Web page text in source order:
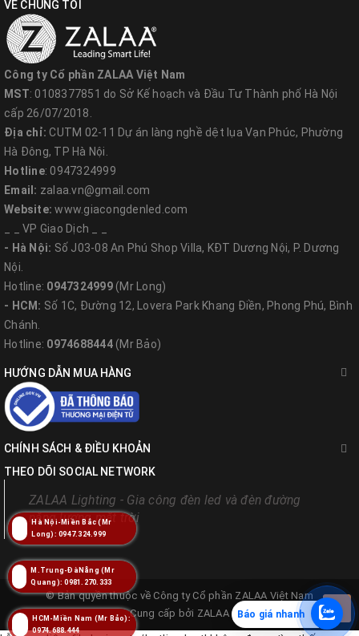
VỀ CHÚNG TÔI
Công ty Cổ phần ZALAA Việt Nam
MST: 0108377851 do Sở Kế hoạch và Đầu Tư Thành phố Hà Nội
cấp 26/07/2018.
Địa chỉ: CUTM 02-11 Dự án làng nghề dệt lụa Vạn Phúc, Phường
Hà Đông, TP Hà Nội.
Hotline: 0947324999
Email: zalaa.vn@gmail.com
Website:www.giacongdenled.com
_ _ VP Giao Dịch _ _
- Hà Nội: Số J03-08 An Phú Shop Villa, KĐT Dương Nội, P. Dương
Nội.
Hotline: 0947324999(Mr Long)
- HCM: Số 1C, Đường 12, Lovera Park Khang Điền, Phong Phú, Bình
Chánh.
Hotline: 0974688444(Mr Bảo)
HƯỚNG DẪN MUA HÀNG
CHÍNH SÁCH & ĐIỀU KHOẢN
THEO DÕI SOCIAL NETWORK
ZALAA Lighting - Gia công đèn led và đèn đường
năng lượng mặt trời
© Bản quyền thuộc về Công ty Cổ phần ZALAA Việt Nam
Cung cấp bởi ZALAA
HCM-Miền Nam (Mr Bảo):
0974.688.444
Hà Nội-Miền Bắc (Mr
Long): 0947.324.999
M.Trung-ĐàNẵng (Mr
Quang): 0981.270.333
Báo giá nhanh